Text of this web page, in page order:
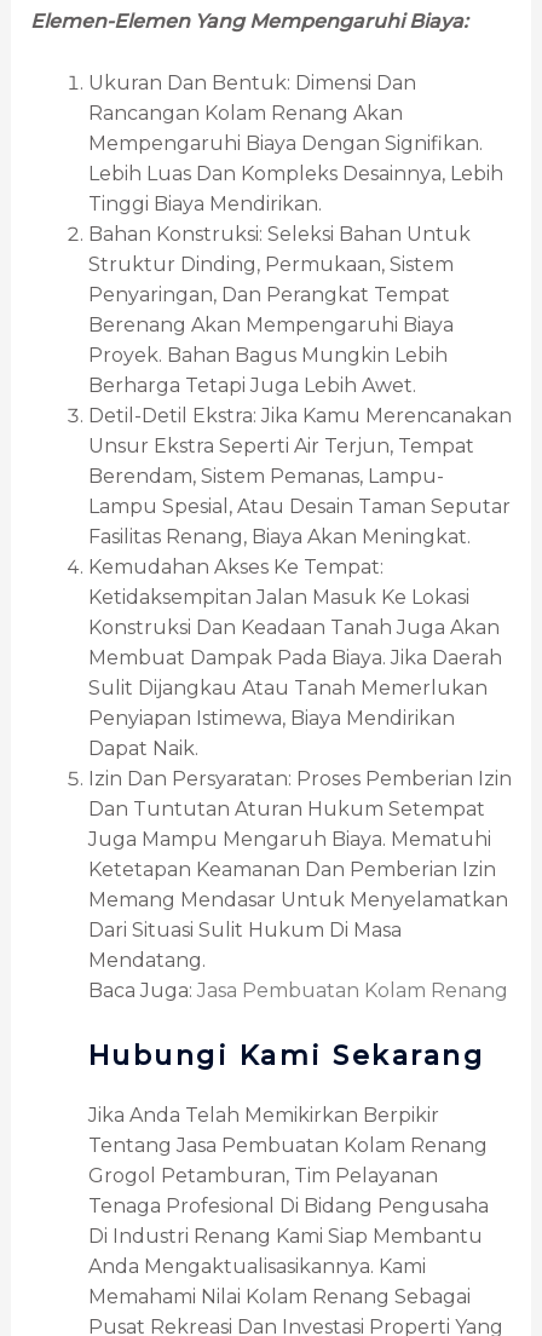
Elemen-Elemen Yang Mempengaruhi Biaya:
Ukuran Dan Bentuk: Dimensi Dan
Rancangan Kolam Renang Akan
Mempengaruhi Biaya Dengan Signifikan.
Lebih Luas Dan Kompleks Desainnya, Lebih
Tinggi Biaya Mendirikan.
Bahan Konstruksi: Seleksi Bahan Untuk
Struktur Dinding, Permukaan, Sistem
Penyaringan, Dan Perangkat Tempat
Berenang Akan Mempengaruhi Biaya
Proyek. Bahan Bagus Mungkin Lebih
Berharga Tetapi Juga Lebih Awet.
Detil-Detil Ekstra: Jika Kamu Merencanakan
Unsur Ekstra Seperti Air Terjun, Tempat
Berendam, Sistem Pemanas, Lampu-
Lampu Spesial, Atau Desain Taman Seputar
Fasilitas Renang, Biaya Akan Meningkat.
Kemudahan Akses Ke Tempat:
Ketidaksempitan Jalan Masuk Ke Lokasi
Konstruksi Dan Keadaan Tanah Juga Akan
Membuat Dampak Pada Biaya. Jika Daerah
Sulit Dijangkau Atau Tanah Memerlukan
Penyiapan Istimewa, Biaya Mendirikan
Dapat Naik.
Izin Dan Persyaratan: Proses Pemberian Izin
Dan Tuntutan Aturan Hukum Setempat
Juga Mampu Mengaruh Biaya. Mematuhi
Ketetapan Keamanan Dan Pemberian Izin
Memang Mendasar Untuk Menyelamatkan
Dari Situasi Sulit Hukum Di Masa
Mendatang.
Baca Juga: Jasa Pembuatan Kolam Renang
Hubungi Kami Sekarang
Jika Anda Telah Memikirkan Berpikir
Tentang Jasa Pembuatan Kolam Renang
Grogol Petamburan, Tim Pelayanan
Tenaga Profesional Di Bidang Pengusaha
Di Industri Renang Kami Siap Membantu
Anda Mengaktualisasikannya. Kami
Memahami Nilai Kolam Renang Sebagai
Pusat Rekreasi Dan Investasi Properti Yang